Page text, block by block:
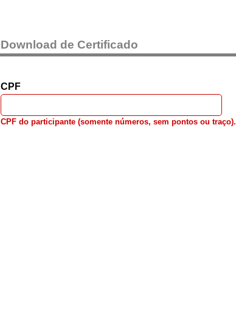
Download de Certificado
CPF
CPF do participante (somente números, sem pontos ou traço).